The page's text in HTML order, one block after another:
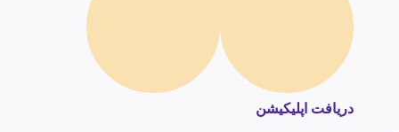
دریافت اپلیکیشن